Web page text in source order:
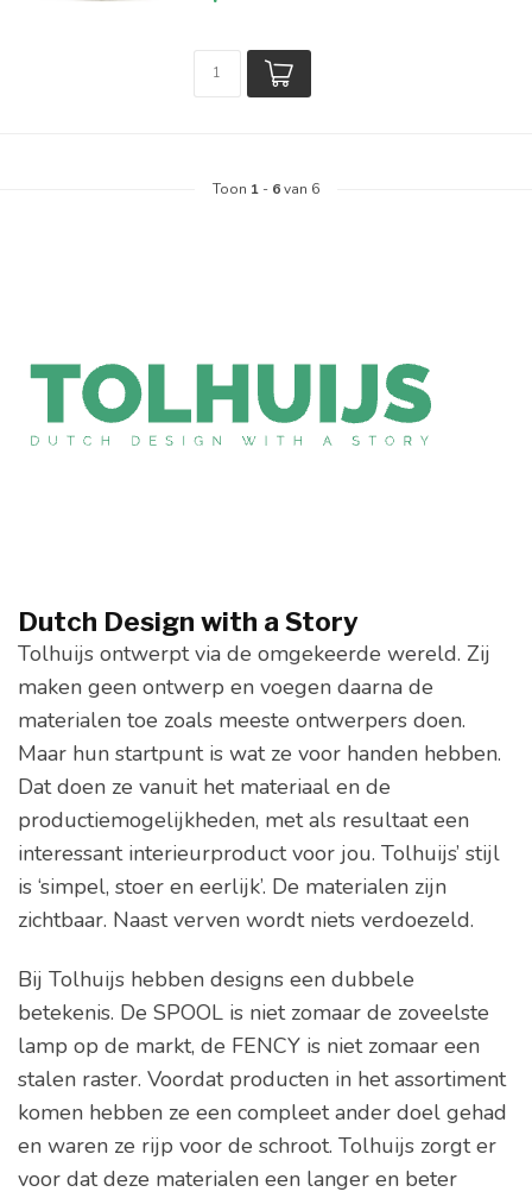
Toon 1 - 6van 6
Dutch Design with a Story
Tolhuijs ontwerpt via de omgekeerde wereld. Zij
maken geen ontwerp en voegen daarna de
materialen toe zoals meeste ontwerpers doen.
Maar hun startpunt is wat ze voor handen hebben.
Dat doen ze vanuit het materiaal en de
productiemogelijkheden, met als resultaat een
interessant interieurproduct voor jou. Tolhuijs’ stijl
is ‘simpel, stoer en eerlijk’. De materialen zijn
zichtbaar. Naast verven wordt niets verdoezeld.
Bij Tolhuijs hebben designs een dubbele
betekenis. De SPOOL is niet zomaar de zoveelste
lamp op de markt, de FENCY is niet zomaar een
stalen raster. Voordat producten in het assortiment
komen hebben ze een compleet ander doel gehad
en waren ze rijp voor de schroot. Tolhuijs zorgt er
voor dat deze materialen een langer en beter